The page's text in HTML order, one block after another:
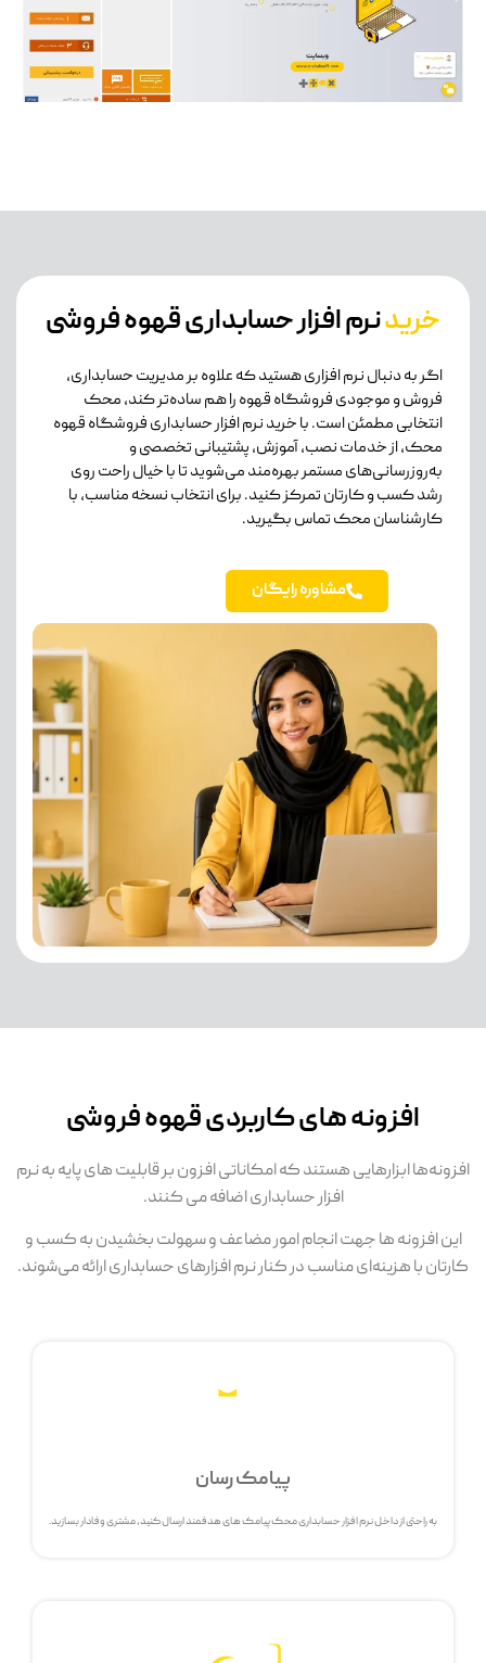
خریدنرم افزار حسابداری قهوه فروشی
اگر به دنبال نرم افزاری هستید که علاوه بر مدیریت حسابداری،
فروش و موجودی فروشگاه قهوه را هم ساده‌تر کند، محک
انتخابی مطمئن است. با خرید نرم افزار حسابداری فروشگاه قهوه
محک، از خدمات نصب، آموزش، پشتیبانی تخصصی و
به‌روزرسانی‌های مستمر بهره‌مند می‌شوید تا با خیال راحت روی
رشد کسب و کارتان تمرکز کنید. برای انتخاب نسخه مناسب، با
کارشناسان محک تماس بگیرید.
مشاوره رایگان
افزونه های کاربردی قهوه فروشی
افزونه‌ها ابزارهایی هستند که امکاناتی افزون بر قابلیت های پایه به نرم
افزار حسابداری اضافه می کنند.
این افزونه ها جهت انجام امور مضاعف و سهولت بخشیدن به کسب و
کارتان با هزینه‌ای مناسب در کنار نرم افزارهای حسابداری ارائه می‌شوند.
پیامک رسان
به راحتی از داخل نرم افزار حسابداری محک پیامک های هدفمند ارسال کنید، مشتری وفادار بسازید.